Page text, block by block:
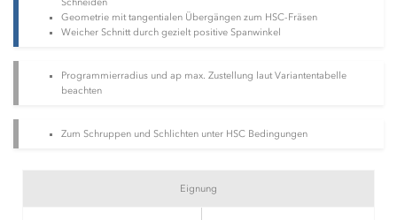
Schneiden
Geometrie mit tangentialen Übergängen zum HSC-Fräsen
Weicher Schnitt durch gezielt positive Spanwinkel
Programmierradius und ap max. Zustellung laut Variantentabelle
beachten
Zum Schruppen und Schlichten unter HSC Bedingungen
Eignung